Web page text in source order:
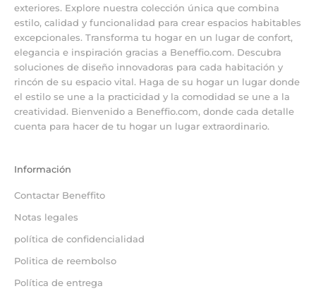
exteriores. Explore nuestra colección única que combina
estilo, calidad y funcionalidad para crear espacios habitables
excepcionales. Transforma tu hogar en un lugar de confort,
elegancia e inspiración gracias a Beneffio.com. Descubra
soluciones de diseño innovadoras para cada habitación y
rincón de su espacio vital. Haga de su hogar un lugar donde
el estilo se une a la practicidad y la comodidad se une a la
creatividad. Bienvenido a Beneffio.com, donde cada detalle
cuenta para hacer de tu hogar un lugar extraordinario.
Información
Contactar Beneffito
Notas legales
política de confidencialidad
Politica de reembolso
Política de entrega